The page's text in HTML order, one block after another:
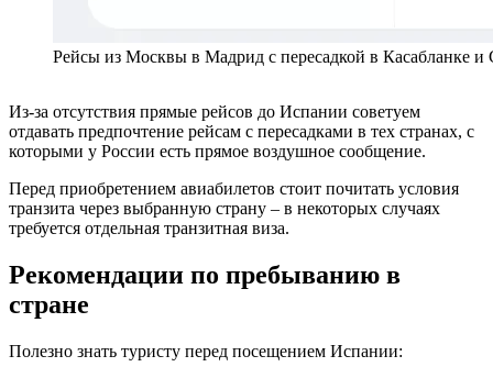
Рейсы из Москвы в Мадрид с пересадкой в Касабланке и
Из-за отсутствия прямые рейсов до Испании советуем
отдавать предпочтение рейсам с пересадками в тех странах, с
которыми у России есть прямое воздушное сообщение.
Перед приобретением авиабилетов стоит почитать условия
транзита через выбранную страну – в некоторых случаях
требуется отдельная транзитная виза.
Рекомендации по пребыванию в
стране
Полезно знать туристу перед посещением Испании: